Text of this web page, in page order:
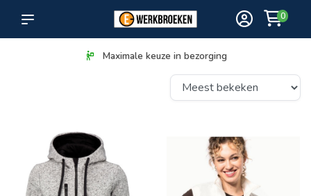
0
Maximale keuze in bezorging